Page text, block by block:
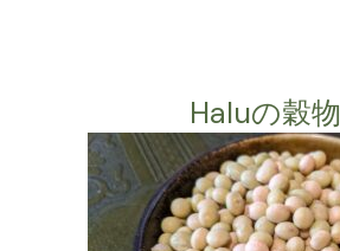
Haluの穀物